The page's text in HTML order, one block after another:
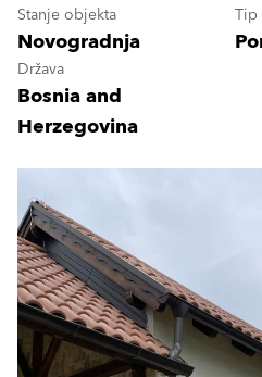
Stanje objekta
Novogradnja
Država
Bosnia and
Herzegovina